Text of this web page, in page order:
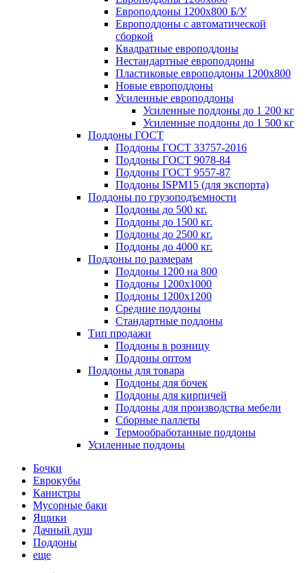
Европоддоны 1200х800 Б/У
Европоддоны с автоматической
сборкой
Квадратные европоддоны
Нестандартные европоддоны
Пластиковые европоддоны 1200х800
Новые европоддоны
Усиленные европоддоны
Усиленные поддоны до 1 200 кг
Усиленные поддоны до 1 500 кг
Поддоны ГОСТ
Поддоны ГОСТ 33757-2016
Поддоны ГОСТ 9078-84
Поддоны ГОСТ 9557-87
Поддоны ISPM15 (для экспорта)
Поддоны по грузоподъемности
Поддоны до 500 кг.
Поддоны до 1500 кг.
Поддоны до 2500 кг.
Поддоны до 4000 кг.
Поддоны по размерам
Поддоны 1200 на 800
Поддоны 1200х1000
Поддоны 1200х1200
Средние поддоны
Стандартные поддоны
Тип продажи
Поддоны в розницу
Поддоны оптом
Поддоны для товара
Поддоны для бочек
Поддоны для кирпичей
Поддоны для производства мебели
Сборные паллеты
Термообработанные поддоны
Усиленные поддоны
Бочки
Еврокубы
Канистры
Мусорные баки
Ящики
Дачный душ
Поддоны
еще